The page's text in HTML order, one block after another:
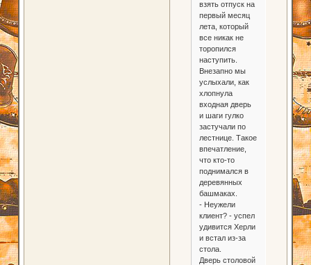
взять отпуск на
первый месяц
лета, который
все никак не
торопился
наступить.
Внезапно мы
услыхали, как
хлопнула
входная дверь
и шаги гулко
застучали по
лестнице. Такое
впечатление,
что кто-то
поднимался в
деревянных
башмаках.
- Неужели
клиент? - успел
удивится Херли
и встал из-за
стола.
Дверь столовой